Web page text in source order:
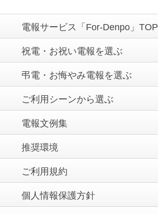
電報サービス「For-Denpo」TOP
祝電・お祝い電報を選ぶ
弔電・お悔やみ電報を選ぶ
ご利用シーンから選ぶ
電報文例集
推奨環境
ご利用規約
個人情報保護方針